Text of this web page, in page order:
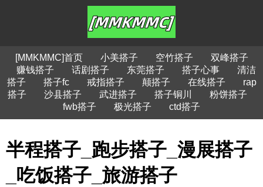
[MMKMMC]首页 小美搭子 空竹搭子
双峰搭子
赚钱搭子
话剧搭子 东莞搭子 搭子心事
清洁
搭子
搭子fc 戒指搭子 颠搭子 在线搭子
rap
搭子
沙县搭子 武进搭子 搭子铜川
粉饼搭子
fwb搭子
极光搭子 ctd搭子
半程搭子_跑步搭子_漫展搭子
_吃饭搭子_旅游搭子